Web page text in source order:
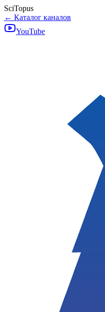
SciTopus
← Каталог каналов
YouTube